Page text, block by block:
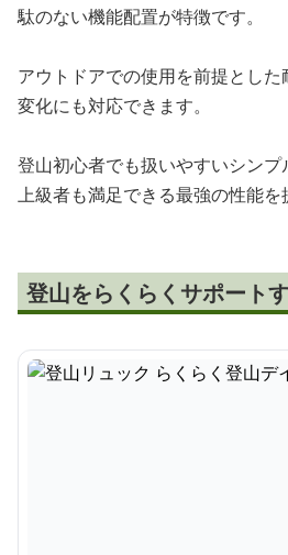
駄のない機能配置が特徴です。
アウトドアでの使用を前提とし
変化にも対応できます。
登山初心者でも扱いやすいシンプ
上級者も満足できる最強の性能を
登山をらくらくサポート